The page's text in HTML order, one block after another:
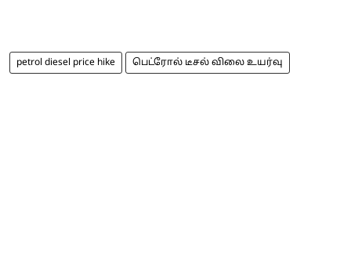
petrol diesel price hike பெட்ரோல் டீசல் விலை உயர்வு